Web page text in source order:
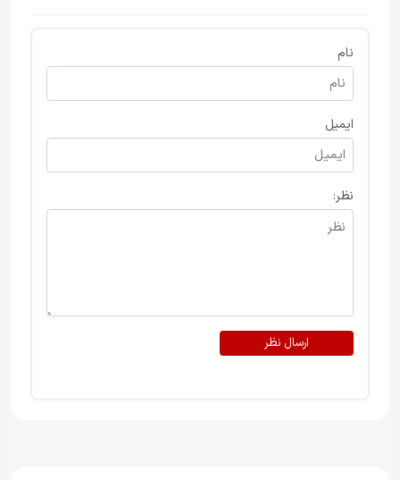
نام
ایمیل
نظر:
ارسال نظر